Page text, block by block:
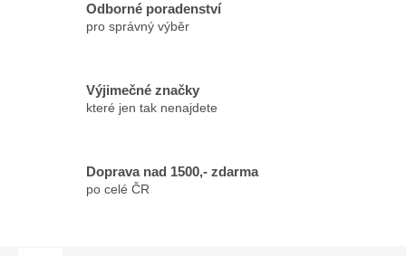
Odborné poradenství
pro správný výběr
Výjimečné značky
které jen tak nenajdete
Doprava nad 1500,- zdarma
po celé ČR